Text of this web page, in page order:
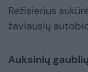
Režisierius
žaviausių
Auksinių